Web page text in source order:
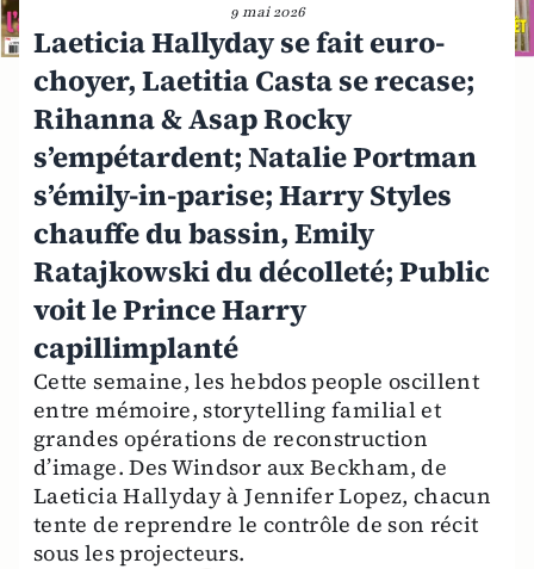
9 mai 2026
Laeticia Hallyday se fait euro-
choyer, Laetitia Casta se recase;
Rihanna & Asap Rocky
s’empétardent; Natalie Portman
s’émily-in-parise; Harry Styles
chauffe du bassin, Emily
Ratajkowski du décolleté; Public
voit le Prince Harry
capillimplanté
Cette semaine, les hebdos people oscillent
entre mémoire, storytelling familial et
grandes opérations de reconstruction
d’image. Des Windsor aux Beckham, de
Laeticia Hallyday à Jennifer Lopez, chacun
tente de reprendre le contrôle de son récit
sous les projecteurs.